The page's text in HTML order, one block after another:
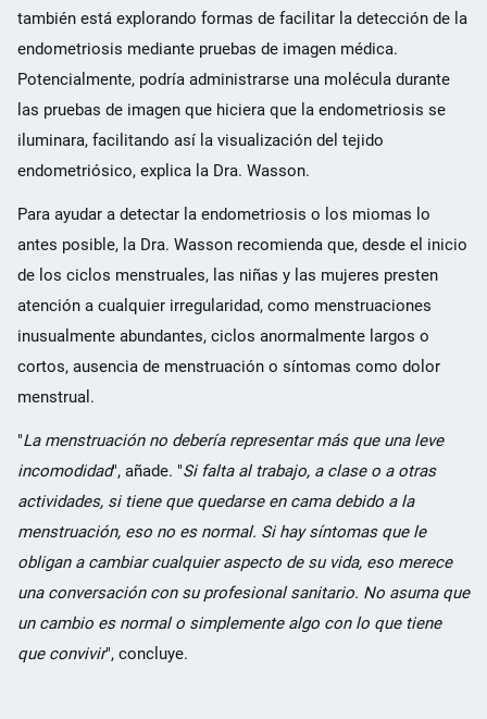
también está explorando formas de facilitar la detección de la
endometriosis mediante pruebas de imagen médica.
Potencialmente, podría administrarse una molécula durante
las pruebas de imagen que hiciera que la endometriosis se
iluminara, facilitando así la visualización del tejido
endometriósico, explica la Dra. Wasson.
Para ayudar a detectar la endometriosis o los miomas lo
antes posible, la Dra. Wasson recomienda que, desde el inicio
de los ciclos menstruales, las niñas y las mujeres presten
atención a cualquier irregularidad, como menstruaciones
inusualmente abundantes, ciclos anormalmente largos o
cortos, ausencia de menstruación o síntomas como dolor
menstrual.
"La menstruación no debería representar más que una leve
incomodidad", añade. "Si falta al trabajo, a clase o a otras
actividades, si tiene que quedarse en cama debido a la
menstruación, eso no es normal. Si hay síntomas que le
obligan a cambiar cualquier aspecto de su vida, eso merece
una conversación con su profesional sanitario. No asuma que
un cambio es normal o simplemente algo con lo que tiene
que convivir", concluye.